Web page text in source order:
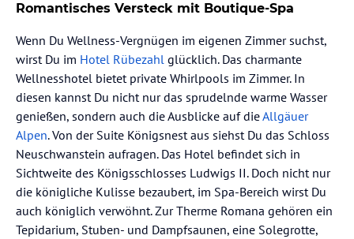
Romantisches Versteck mit Boutique-Spa
Wenn Du Wellness-Vergnügen im eigenen Zimmer suchst,
wirst Du im Hotel Rübezahl glücklich. Das charmante
Wellnesshotel bietet private Whirlpools im Zimmer. In
diesen kannst Du nicht nur das sprudelnde warme Wasser
genießen, sondern auch die Ausblicke auf dieAllgäuer
Alpen. Von der Suite Königsnest aus siehst Du das Schloss
Neuschwanstein aufragen. Das Hotel befindet sich in
Sichtweite des Königsschlosses Ludwigs II. Doch nicht nur
die königliche Kulisse bezaubert, im Spa-Bereich wirst Du
auch königlich verwöhnt. Zur Therme Romana gehören ein
Tepidarium, Stuben- und Dampfsaunen, eine Solegrotte,